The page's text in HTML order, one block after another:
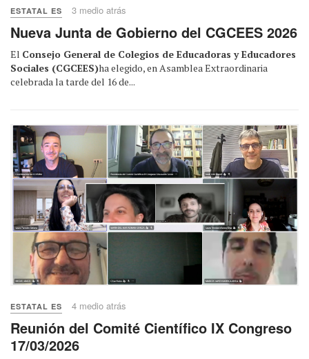
ESTATAL ES 3 medio atrás
Nueva Junta de Gobierno del CGCEES 2026
El Consejo General de Colegios de Educadoras y Educadores
Sociales (CGCEES)ha elegido, en Asamblea Extraordinaria
celebrada la tarde del 16 de...
ESTATAL ES 4 medio atrás
Reunión del Comité Científico IX Congreso
17/03/2026